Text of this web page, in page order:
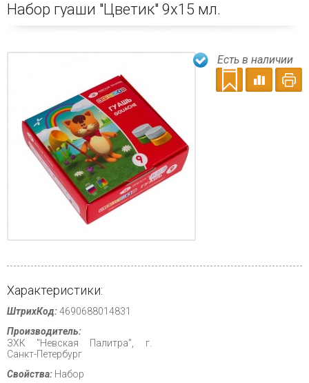
Набор гуаши "Цветик" 9х15 мл.
Есть в наличии
Характеристики:
ШтрихКод:4690688014831
Производитель:
ЗХК "Невская Палитра", г.
Санкт-Петербург
Свойства: Набор